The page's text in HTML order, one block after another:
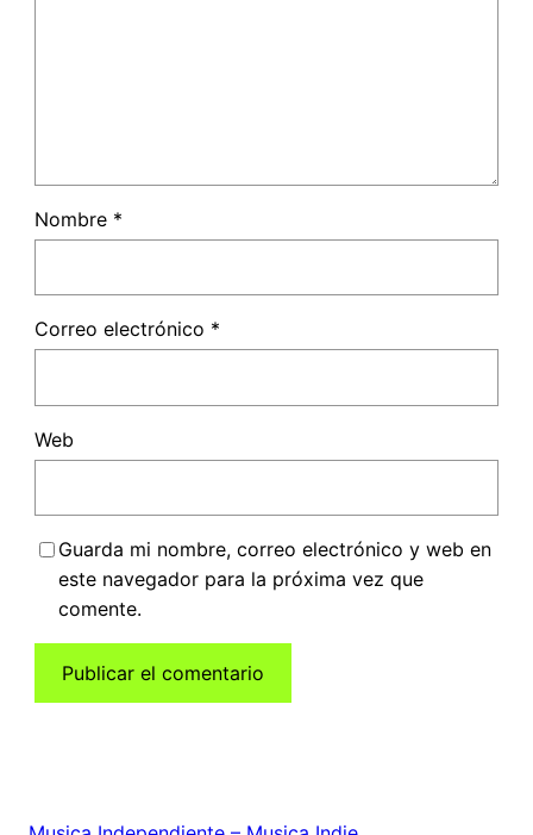
Nombre *
Correo electrónico *
Web
Guarda mi nombre, correo electrónico y web en
este navegador para la próxima vez que
comente.